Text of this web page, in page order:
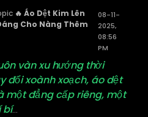
🔥 Áo Dệt Kim Lên
Cho Nàng Thêm
08-11-
2025,
08:56
PM
vàn xu hướng thời
đổi xoành xoạch, áo dệt
một đẳng cấp riêng, một
bí...